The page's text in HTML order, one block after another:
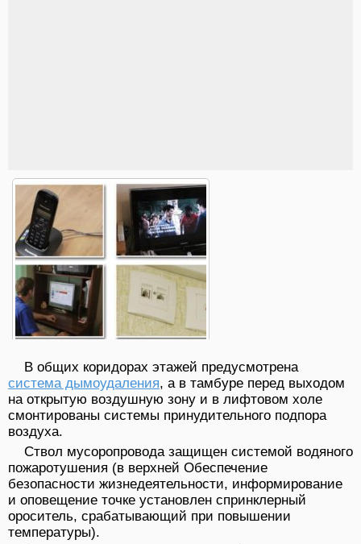
В общих коридорах этажей предусмотрена
система дымоудаления, а в тамбуре перед выходом
на открытую воздушную зону и в лифтовом холе
смонтированы системы принудительного подпора
воздуха.
Ствол мусоропровода защищен системой водяного
пожаротушения (в верхней Обеспечение
безопасности жизнедеятельности, информирование
и оповещение точке установлен спринклерный
ороситель, срабатывающий при повышении
температуры).